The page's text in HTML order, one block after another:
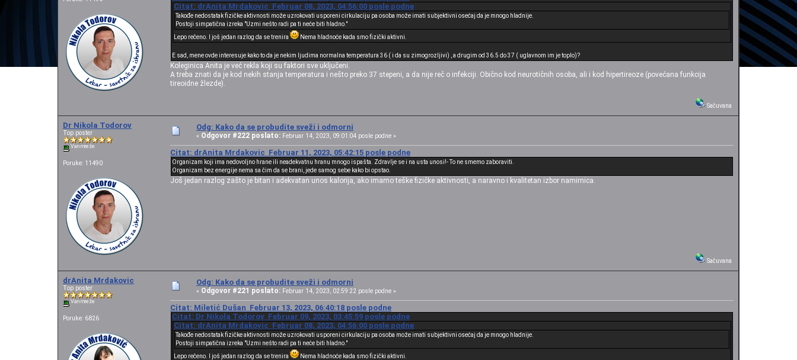
Citat: drAnita Mrdakovic Februar 08, 2023, 04:56:00 posle podne
Takođe nedostatak fizičke aktivnosti može uzrokovati usporeni cirkulaciju pa osoba može imati subjektivni osećaj da je mnogo hladnije.
Postoji simpatična izreka "Uzmi nešto radi pa ti neće biti hladno."
Lepo rečeno. I još jedan razlog da se trenira
Nema hladnoće kada smo fizički aktivni.
E sad, mene ovde interesuje kako to da je nekim ljudima normalna temperatura 36 ( i da su zimogrozljivi) , a drugim od 36.5 do 37 ( uglavnom im je toplo)?
Koleginica Anita je već rekla koji su faktori sve uključeni.
A treba znati da je kod nekih stanja temperatura i nešto preko 37 stepeni, a da nije reč o infekciji. Obično kod neurotičnih osoba, ali i kod hipertireoze (povećana funkcija
tireoidne žlezde).
Sačuvana
Dr Nikola Todorov
Top poster
Van mreže
Poruke: 11490
Odg: Kako da se probudite sveži i odmorni
« Odgovor #222 poslato: Februar 14, 2023, 09:01:04 posle podne »
Citat: drAnita Mrdakovic Februar 11, 2023, 05:42:15 posle podne
Organizam koji ima nedovoljno hrane ili neadekvatnu hranu mnogo ispašta. Zdravlje se i na usta unosi!- To ne smemo zaboraviti.
Organizam bez energije nema sa čim da se brani, jede samog sebe kako bi opstao.
Još jedan razlog zašto je bitan i adekvatan unos kalorija, ako imamo teške fizičke aktivnosti, a naravno i kvalitetan izbor namirnica.
Sačuvana
drAnita Mrdakovic
Top poster
Van mreže
Poruke: 6826
Odg: Kako da se probudite sveži i odmorni
« Odgovor #221 poslato: Februar 14, 2023, 02:59:22 posle podne »
Citat: Miletić Dušan Februar 13, 2023, 06:40:18 posle podne
Citat: Dr Nikola Todorov Februar 09, 2023, 03:45:59 posle podne
Citat: drAnita Mrdakovic Februar 08, 2023, 04:56:00 posle podne
Takođe nedostatak fizičke aktivnosti može uzrokovati usporeni cirkulaciju pa osoba može imati subjektivni osećaj da je mnogo hladnije.
Postoji simpatična izreka "Uzmi nešto radi pa ti neće biti hladno."
Lepo rečeno. I još jedan razlog da se trenira
Nema hladnoće kada smo fizički aktivni.